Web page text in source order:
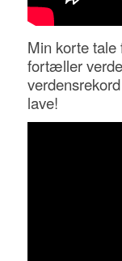
Min korte tale
fortæller
lave!